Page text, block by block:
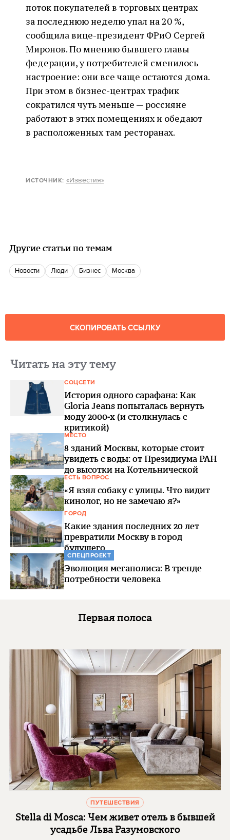
поток покупателей в торговых центрах
за последнюю неделю упал на 20 %,
сообщила вице-президент ФРиО Сергей
Миронов. По мнению бывшего главы
федерации, у потребителей сменилось
настроение: они все чаще остаются дома.
При этом в бизнес-центрах трафик
сократился чуть меньше — россияне
работают в этих помещениях и обедают
в расположенных там ресторанах.
ИСТОЧНИК: «Известия»
Другие статьи по темам
новости люди бизнес Москва
СКОПИРОВАТЬ ССЫЛКУ
Читать на эту тему
СОЦСЕТИ
История одного сарафана: Как
Gloria Jeans попыталась вернуть
моду 2000-х (и столкнулась с
критикой)
МЕСТО
8 зданий Москвы, которые стоит
увидеть с воды: от Президиума РАН
до высотки на Котельнической
ЕСТЬ ВОПРОС
«Я взял собаку с улицы. Что видит
кинолог, но не замечаю я?»
ГОРОД
Какие здания последних 20 лет
превратили Москву в город
будущего
СПЕЦПРОЕКТ
Эволюция мегаполиса: В тренде
потребности человека
Первая полоса
ПУТЕШЕСТВИЯ
Stella di Mosca: Чем живет отель в бывшей
усадьбе Льва Разумовского